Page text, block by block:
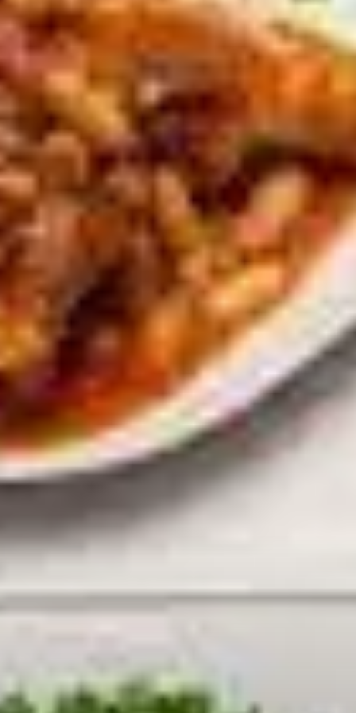
Paramètres de
confidentialité
Afin de faciliter votre navigation et de vous
apporter le meilleur service possible, nous utilisons
des cookies pour améliorer le site aux besoins des
visiteurs, notamment selon la fréquentation.
Nos politique de confidentialité